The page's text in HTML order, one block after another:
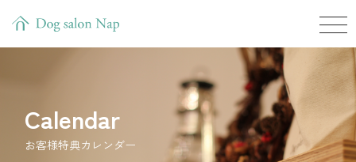
Calendar
お客様特典カレンダー